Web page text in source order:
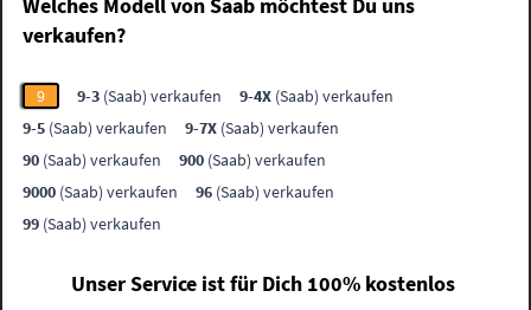
Welches Modell von Saab möchtest Du uns
verkaufen?
9 9-3 (Saab) verkaufen 9-4X (Saab) verkaufen
9-5 (Saab) verkaufen 9-7X (Saab) verkaufen
90 (Saab) verkaufen 900 (Saab) verkaufen
9000 (Saab) verkaufen 96 (Saab) verkaufen
99 (Saab) verkaufen
Unser Service ist für Dich 100% kostenlos